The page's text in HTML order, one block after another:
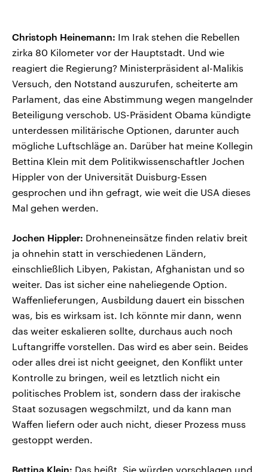
Christoph Heinemann: Im Irak stehen die Rebellen
zirka 80 Kilometer vor der Hauptstadt. Und wie
reagiert die Regierung? Ministerpräsident al-Malikis
Versuch, den Notstand auszurufen, scheiterte am
Parlament, das eine Abstimmung wegen mangelnder
Beteiligung verschob. US-Präsident Obama kündigte
unterdessen militärische Optionen, darunter auch
mögliche Luftschläge an. Darüber hat meine Kollegin
Bettina Klein mit dem Politikwissenschaftler Jochen
Hippler von der Universität Duisburg-Essen
gesprochen und ihn gefragt, wie weit die USA dieses
Mal gehen werden.
Jochen Hippler: Drohneneinsätze finden relativ breit
ja ohnehin statt in verschiedenen Ländern,
einschließlich Libyen, Pakistan, Afghanistan und so
weiter. Das ist sicher eine naheliegende Option.
Waffenlieferungen, Ausbildung dauert ein bisschen
was, bis es wirksam ist. Ich könnte mir dann, wenn
das weiter eskalieren sollte, durchaus auch noch
Luftangriffe vorstellen. Das wird es aber sein. Beides
oder alles drei ist nicht geeignet, den Konflikt unter
Kontrolle zu bringen, weil es letztlich nicht ein
politisches Problem ist, sondern dass der irakische
Staat sozusagen wegschmilzt, und da kann man
Waffen liefern oder auch nicht, dieser Prozess muss
gestoppt werden.
Bettina Klein: Das heißt, Sie würden vorschlagen und